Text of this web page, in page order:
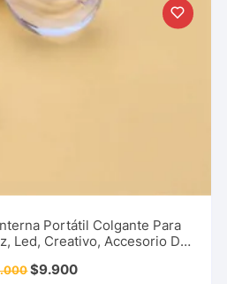
Portátil Colgante Para
Led, Creativo, Accesorio De
$9.900